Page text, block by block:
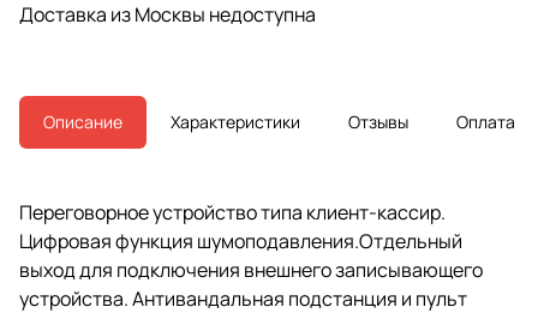
Доставка из Москвы недоступна
Описание Характеристики Отзывы Оплата
Переговорное устройство типа клиент-кассир.
Цифровая функция шумоподавления.Отдельный
выход для подключения внешнего записывающего
устройства. Антивандальная подстанция и пульт